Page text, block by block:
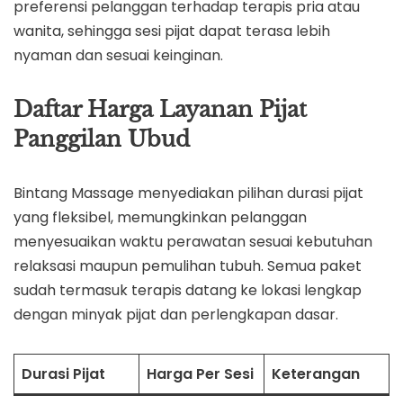
preferensi pelanggan terhadap terapis pria atau
wanita, sehingga sesi pijat dapat terasa lebih
nyaman dan sesuai keinginan.
Daftar Harga Layanan Pijat
Panggilan Ubud
Bintang Massage menyediakan pilihan durasi pijat
yang fleksibel, memungkinkan pelanggan
menyesuaikan waktu perawatan sesuai kebutuhan
relaksasi maupun pemulihan tubuh. Semua paket
sudah termasuk terapis datang ke lokasi lengkap
dengan minyak pijat dan perlengkapan dasar.
Durasi Pijat Harga Per Sesi Keterangan